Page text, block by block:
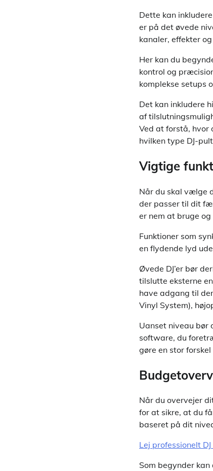
Dette kan
er på det øvede
kanaler, effekter
Her kan du
kontrol og
komplekse setups
Det kan inkludere
af
Ved at forstå, hvor
hvilken type DJ-
Vigtige
Når du skal vælge
der passer til dit
er nem at bruge
Funktioner som
en flydende lyd
Øvede DJ’er bør
tilslutte eksterne
have adgang til
Vinyl System),
Uanset niveau bør
software, du
gøre en stor
Når du overvejer
for at sikre, at du
baseret på dit
Lej professionelt
Som begynder